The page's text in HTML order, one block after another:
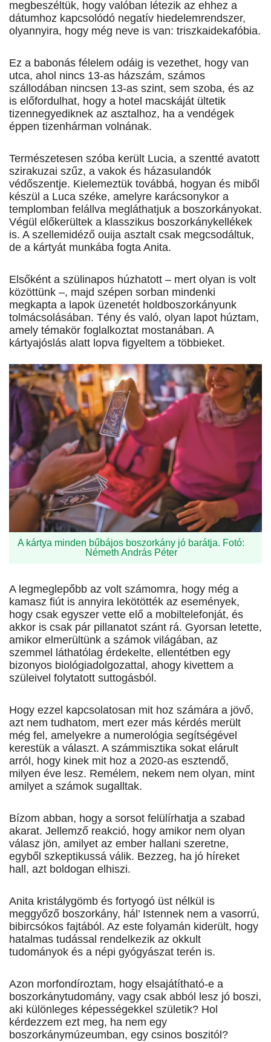
megbeszéltük, hogy valóban létezik az ehhez a
dátumhoz kapcsolódó negatív hiedelemrendszer,
olyannyira, hogy még neve is van: triszkaidekafóbia.
Ez a babonás félelem odáig is vezethet, hogy van
utca, ahol nincs 13-as házszám, számos
szállodában nincsen 13-as szint, sem szoba, és az
is előfordulhat, hogy a hotel macskáját ültetik
tizennegyediknek az asztalhoz, ha a vendégek
éppen tizenhárman volnának.
Természetesen szóba került Lucia, a szentté avatott
szirakuzai szűz, a vakok és házasulandók
védőszentje. Kielemeztük továbbá, hogyan és miből
készül a Luca széke, amelyre karácsonykor a
templomban felállva megláthatjuk a boszorkányokat.
Végül előkerültek a klasszikus boszorkánykellékek
is. A szellemidéző ouija asztalt csak megcsodáltuk,
de a kártyát munkába fogta Anita.
Elsőként a szülinapos húzhatott – mert olyan is volt
közöttünk –, majd szépen sorban mindenki
megkapta a lapok üzenetét holdboszorkányunk
tolmácsolásában. Tény és való, olyan lapot húztam,
amely témakör foglalkoztat mostanában. A
kártyajóslás alatt lopva figyeltem a többieket.
A kártya minden bűbájos boszorkány jó barátja. Fotó:
Németh András Péter
A legmeglepőbb az volt számomra, hogy még a
kamasz fiút is annyira lekötötték az események,
hogy csak egyszer vette elő a mobiltelefonját, és
akkor is csak pár pillanatot szánt rá. Gyorsan letette,
amikor elmerültünk a számok világában, az
szemmel láthatólag érdekelte, ellentétben egy
bizonyos biológiadolgozattal, ahogy kivettem a
szüleivel folytatott suttogásból.
Hogy ezzel kapcsolatosan mit hoz számára a jövő,
azt nem tudhatom, mert ezer más kérdés merült
még fel, amelyekre a numerológia segítségével
kerestük a választ. A számmisztika sokat elárult
arról, hogy kinek mit hoz a 2020-as esztendő,
milyen éve lesz. Remélem, nekem nem olyan, mint
amilyet a számok sugalltak.
Bízom abban, hogy a sorsot felülírhatja a szabad
akarat. Jellemző reakció, hogy amikor nem olyan
válasz jön, amilyet az ember hallani szeretne,
egyből szkeptikussá válik. Bezzeg, ha jó híreket
hall, azt boldogan elhiszi.
Anita kristálygömb és fortyogó üst nélkül is
meggyőző boszorkány, hál’ Istennek nem a vasorrú,
bibircsókos fajtából. Az este folyamán kiderült, hogy
hatalmas tudással rendelkezik az okkult
tudományok és a népi gyógyászat terén is.
Azon morfondíroztam, hogy elsajátítható-e a
boszorkánytudomány, vagy csak abból lesz jó boszi,
aki különleges képességekkel születik? Hol
kérdezzem ezt meg, ha nem egy
boszorkánymúzeumban, egy csinos boszitól?